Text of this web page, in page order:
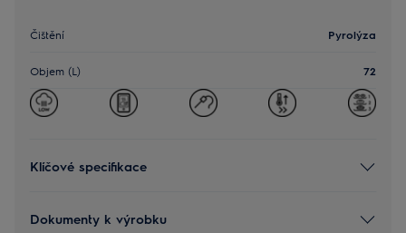
Čištění Pyrolýza
Objem (L) 72
Klíčové specifikace
Dokumenty k výrobku